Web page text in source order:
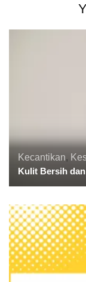
Kecantikan,
Kulit Bersih